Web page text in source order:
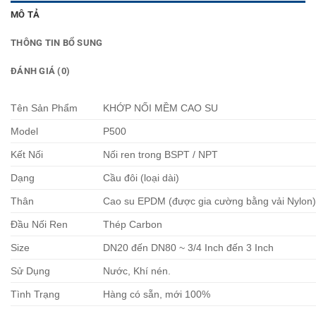
MÔ TẢ
THÔNG TIN BỔ SUNG
ĐÁNH GIÁ (0)
Tên Sản Phẩm KHỚP NỐI MỀM CAO SU
Model P500
Kết Nối Nối ren trong BSPT / NPT
Dạng Cầu đôi (loại dài)
Thân Cao su EPDM (được gia cường bằng vải Nylon)
Đầu Nối Ren Thép Carbon
Size DN20 đến DN80 ~ 3/4 Inch đến 3 Inch
Sử Dụng Nước, Khí nén.
Tình Trạng Hàng có sẵn, mới 100%